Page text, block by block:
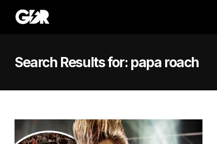
Search Results for: papa roach